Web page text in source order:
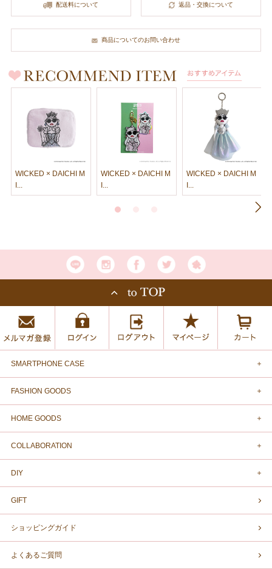
配送料について 返品・交換について
商品についてのお問い合わせ
WICKED × DAICHI M
I...
WICKED × DAICHI M
I...
WICKED × DAICHI M
I...
SMARTPHONE CASE
FASHION GOODS
HOME GOODS
COLLABORATION
DIY
GIFT
ショッピングガイド
よくあるご質問